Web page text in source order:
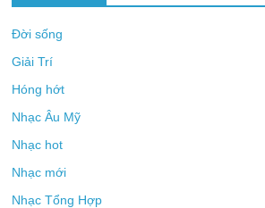
Đời sống
Giải Trí
Hóng hớt
Nhạc Âu Mỹ
Nhạc hot
Nhạc mới
Nhạc Tổng Hợp